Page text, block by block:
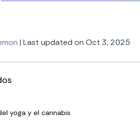
| Last updated on Oct 3, 2025
yoga y el cannabis